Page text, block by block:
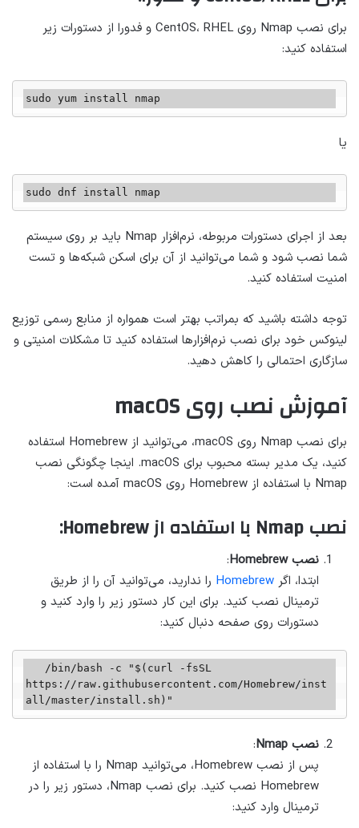
برای نصب Nmap روی CentOS، RHEL و فدورا از دستورات زیر
استفاده کنید:
sudo yum install nmap
یا
sudo dnf install nmap
بعد از اجرای دستورات مربوطه، نرم‌افزار Nmap باید بر روی سیستم
شما نصب شود و شما می‌توانید از آن برای اسکن شبکه‌ها و تست
امنیت استفاده کنید.
توجه داشته باشید که بمراتب بهتر است همواره از منابع رسمی توزیع
لینوکس خود برای نصب نرم‌افزارها استفاده کنید تا مشکلات امنیتی و
سازگاری احتمالی را کاهش دهید.
آموزش نصب روی macOS
برای نصب Nmap روی macOS، می‌توانید از Homebrew استفاده
کنید، یک مدیر بسته محبوب برای macOS. اینجا چگونگی نصب
Nmap با استفاده از Homebrew روی macOS آمده است:
نصب Nmap با استفاده از Homebrew:
نصب Homebrew
:
ابتدا، اگر Homebrew را ندارید، می‌توانید آن را از طریق
ترمینال نصب کنید. برای این کار دستور زیر را وارد کنید و
دستورات روی صفحه دنبال کنید:
https://raw.githubusercontent.com/Homebrew/inst
all/master/install.sh)"
نصب Nmap
:
پس از نصب Homebrew، می‌توانید Nmap را با استفاده از
Homebrew نصب کنید. برای نصب Nmap، دستور زیر را در
ترمینال وارد کنید: